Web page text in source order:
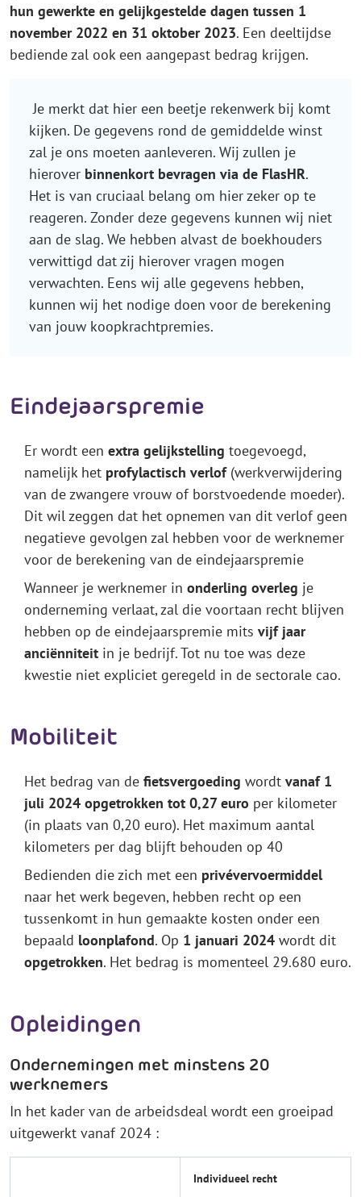
hun gewerkte en gelijkgestelde dagen tussen 1
november 2022 en 31 oktober 2023. Een deeltijdse
bediende zal ook een aangepast bedrag krijgen.
Je merkt dat hier een beetje rekenwerk bij komt
kijken. De gegevens rond de gemiddelde winst
zal je ons moeten aanleveren. Wij zullen je
hierover binnenkort bevragen via de FlasHR.
Het is van cruciaal belang om hier zeker op te
reageren. Zonder deze gegevens kunnen wij niet
aan de slag. We hebben alvast de boekhouders
verwittigd dat zij hierover vragen mogen
verwachten. Eens wij alle gegevens hebben,
kunnen wij het nodige doen voor de berekening
van jouw koopkrachtpremies.
Eindejaarspremie
Er wordt een extra gelijkstelling toegevoegd,
namelijk het profylactisch verlof(werkverwijdering
van de zwangere vrouw of borstvoedende moeder).
Dit wil zeggen dat het opnemen van dit verlof geen
negatieve gevolgen zal hebben voor de werknemer
voor de berekening van de eindejaarspremie
Wanneer je werknemer in onderling overleg je
onderneming verlaat, zal die voortaan recht blijven
hebben op de eindejaarspremie mits vijf jaar
anciënniteit in je bedrijf. Tot nu toe was deze
kwestie niet expliciet geregeld in de sectorale cao.
Mobiliteit
Het bedrag van de fietsvergoeding wordt vanaf 1
juli 2024 opgetrokken tot 0,27 euro per kilometer
(in plaats van 0,20 euro). Het maximum aantal
kilometers per dag blijft behouden op 40
Bedienden die zich met een privévervoermiddel
naar het werk begeven, hebben recht op een
tussenkomt in hun gemaakte kosten onder een
bepaald loonplafond. Op 1 januari 2024 wordt dit
opgetrokken. Het bedrag is momenteel 29.680 euro.
Opleidingen
Ondernemingen met minstens 20
werknemers
In het kader van de arbeidsdeal wordt een groeipad
uitgewerkt vanaf 2024 :
Individueel recht